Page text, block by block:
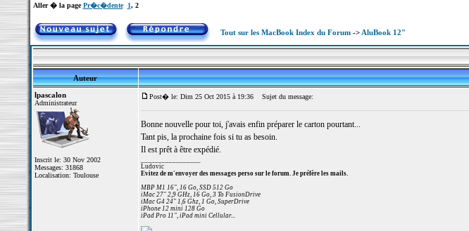
Aller � la pagePr�c�dente 1, 2
Tout sur les MacBook Index du Forum-> AluBook 12"
Auteur
lpascalon
Administrateur
Inscrit le: 30 Nov 2002
Messages: 31868
Localisation: Toulouse
Post� le: Dim 25 Oct 2015 à 19:36 Sujet du message:
Bonne nouvelle pour toi, j'avais enfin préparer le carton pourtant...
Tant pis, la prochaine fois si tu as besoin.
Il est prêt à être expédié.
Ludovic
Evitez de m'envoyer des messages perso sur le forum. Je préfère les mails.
MBP M1 16", 16 Go, SSD 512 Go
iMac 27" 2,9 GHz, 16 Go, 3 To FusionDrive
iMac G4 24" 1,6 Ghz, 1 Go, SuperDrive
iPhone 12 mini 128 Go
iPad Pro 11", iPad mini Cellular...